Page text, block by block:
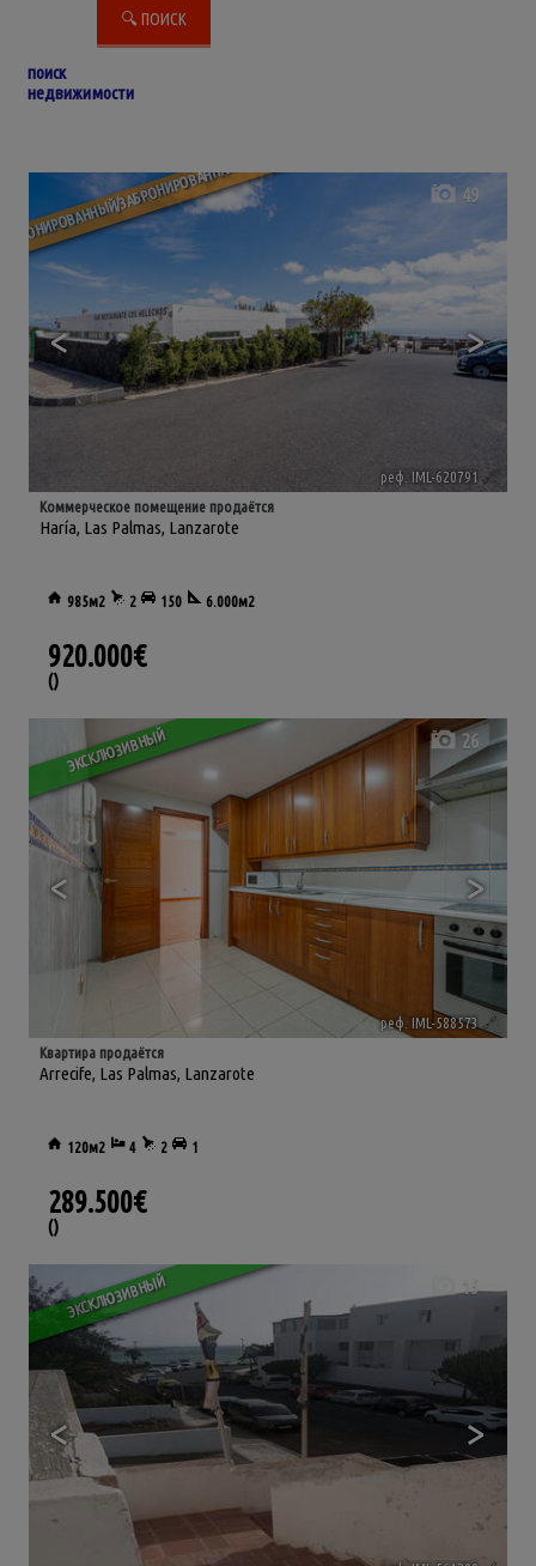
поиск
недвижимости
ЗАБРОНИРОВАННАЯ
< >
49
реф. IML-620791 🔗
Haría, Las Palmas, Lanzarote
Коммерческое помещение продаётся
985м2 2 150 6.000м2
920.000€
()
ЭКСКЛЮЗИВНЫЙ
< >
26
реф. IML-588573 🔗
Arrecife, Las Palmas, Lanzarote
Квартира продаётся
120м2 4 2 1
289.500€
()
ЭКСКЛЮЗИВНЫЙ
< >
15